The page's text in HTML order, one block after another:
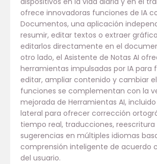
ofrece innovadoras funciones de IA
Documentos, una aplicación
resumir, editar textos o extraer
editarlos directamente en el
otro lado, el Asistente de Notas AI
herramientas impulsadas por IA para
editar, ampliar contenido y cambiar el
funciones se complementan con la
mejorada de Herramientas AI,
lateral para ofrecer corrección
tiempo real, traducciones,
sugerencias en múltiples idiomas
comprensión inteligente de acuerdo
del usuario.